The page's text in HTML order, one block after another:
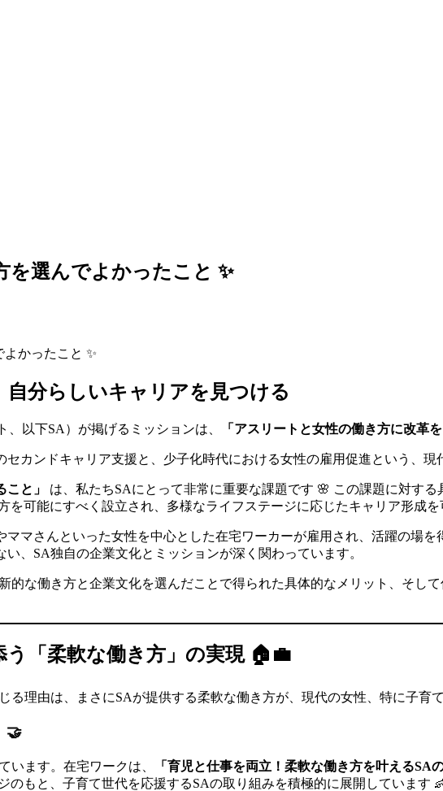
を選んでよかったこと ✨
自分らしいキャリアを見つける
、以下SA）が掲げるミッションは、 「アスリートと女性の働き方に改革を
カンドキャリア支援と、少子化時代における女性の雇用促進という、現
と」 は、私たちSAにとって非常に重要な課題です 🌸 この課題に対する
を可能にすべく設立され、多様なライフステージに応じたキャリア形成を
マさんといった女性を中心とした在宅ワーカーが雇用され、活躍の場
、SA独自の企業文化とミッションが深く関わっています。
的な働き方と企業文化を選んだことで得られた具体的なメリット、そし
「柔軟な働き方」の実現 🏠💼
る理由は、まさにSAが提供する柔軟な働き方が、現代の女性、特に子育
🤝
います。在宅ワークは、 「育児と仕事を両立！柔軟な働き方を叶えるSAの
のもと、子育て世代を応援するSAの取り組みを積極的に展開しています